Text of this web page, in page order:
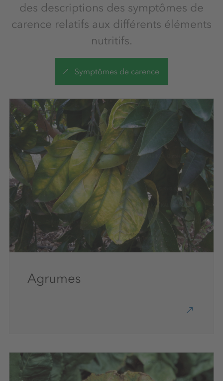
des descriptions des symptômes de
carence relatifs aux différents éléments
nutritifs.
Symptômes de carence
Agrumes